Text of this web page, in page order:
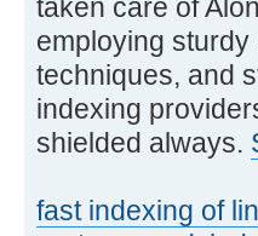
taken care of
employing
techniques, and
indexing
shielded always.
fast indexing of